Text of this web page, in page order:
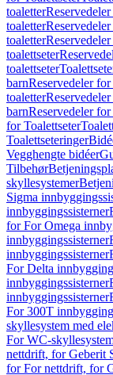
toaletter
toaletter
toaletter
toalettseter
toalettseter
barnReservedeler
toaletter
barnReservedeler
for Toalettseter
Toalettseteringer
Vegghengte bidéer
Tilbehør
skyllesystemer
Sigma
innbyggingssisterner
for For Omega
innbyggingssisterner
innbyggingssisterner
For Delta
innbyggingssisterner
innbyggingssisterner
For 300T
skyllesystem med
For WC-
nettdrift, for Geberit
for For nettdrift, for